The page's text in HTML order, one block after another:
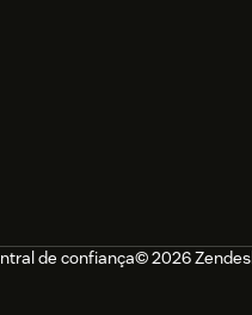
de confiança© 2026